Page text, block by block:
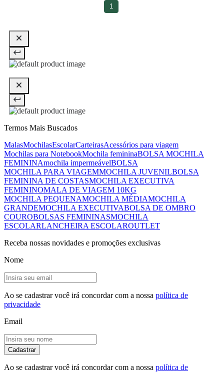
1
Termos Mais Buscados
MalasMochilasEscolarCarteirasAcessórios para viagem
Mochilas para NotebookMochila femininaBOLSA MOCHILA
FEMININAmochila impermeávelBOLSA
MOCHILA PARA VIAGEMMOCHILA JUVENILBOLSA
FEMININA DE COSTASMOCHILA EXECUTIVA
FEMININOMALA DE VIAGEM 10KG
MOCHILA PEQUENAMOCHILA MÉDIAMOCHILA
GRANDEMOCHILA EXECUTIVABOLSA DE OMBRO
COUROBOLSAS FEMININASMOCHILA
ESCOLARLANCHEIRA ESCOLAROUTLET
Receba nossas novidades e promoções exclusivas
Nome
Ao se cadastrar você irá concordar com a nossa política de
privacidade
Email
Cadastrar
Ao se cadastrar você irá concordar com a nossa política de